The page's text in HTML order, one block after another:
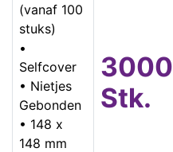
(vanaf 100
stuks)
•
Selfcover
• Nietjes
Gebonden
• 148 x
148 mm
3000
Stk.